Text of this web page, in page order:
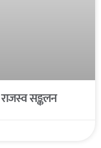
सङ्कलन